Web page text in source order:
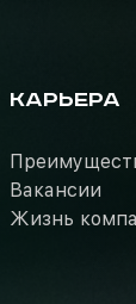
КАРЬЕРА
Вакансии
Жизнь